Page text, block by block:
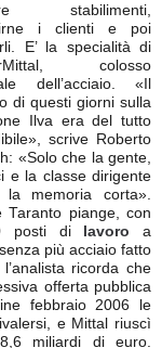
stabilimenti,
i clienti e poi
E’ la specialità di
colosso
dell’acciaio. «Il
di questi giorni sulla
Ilva era del tutto
scrive Roberto
«Solo che la gente,
e la classe dirigente
la memoria corta».
Taranto piange, con
posti di
lavoro a
più acciaio fatto
l’analista ricorda che
offerta pubblica
febbraio 2006 le
e Mittal riuscì
miliardi di euro.